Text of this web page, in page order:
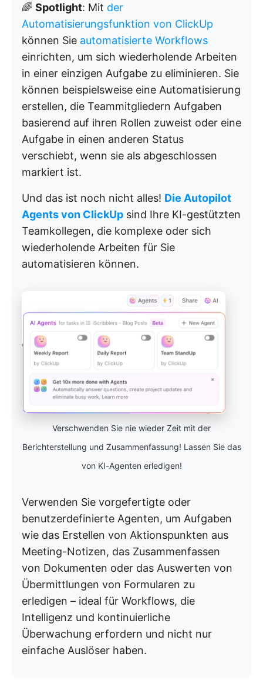
🌈 Spotlight: Mit der
Automatisierungsfunktion von ClickUp
können Sie automatisierte Workflows
einrichten, um sich wiederholende Arbeiten
in einer einzigen Aufgabe zu eliminieren. Sie
können beispielsweise eine Automatisierung
erstellen, die Teammitgliedern Aufgaben
basierend auf ihren Rollen zuweist oder eine
Aufgabe in einen anderen Status
verschiebt, wenn sie als abgeschlossen
markiert ist.
Und das ist noch nicht alles! Die Autopilot
Agents von ClickUp sind Ihre KI-gestützten
Teamkollegen, die komplexe oder sich
wiederholende Arbeiten für Sie
automatisieren können.
Verschwenden Sie nie wieder Zeit mit der
Berichterstellung und Zusammenfassung! Lassen Sie das
von KI-Agenten erledigen!
Verwenden Sie vorgefertigte oder
benutzerdefinierte Agenten, um Aufgaben
wie das Erstellen von Aktionspunkten aus
Meeting-Notizen, das Zusammenfassen
von Dokumenten oder das Auswerten von
Übermittlungen von Formularen zu
erledigen – ideal für Workflows, die
Intelligenz und kontinuierliche
Überwachung erfordern und nicht nur
einfache Auslöser haben.